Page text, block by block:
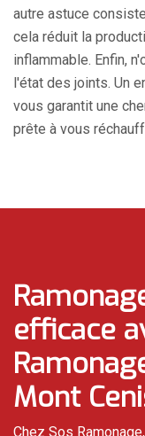
autre astuce
cela réduit la
inflammable. Enfin,
l'état des joints. Un
vous garantit une
prête à vous
efficace
Mont
Chez Sos